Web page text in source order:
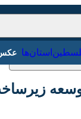
علمی فلسطین